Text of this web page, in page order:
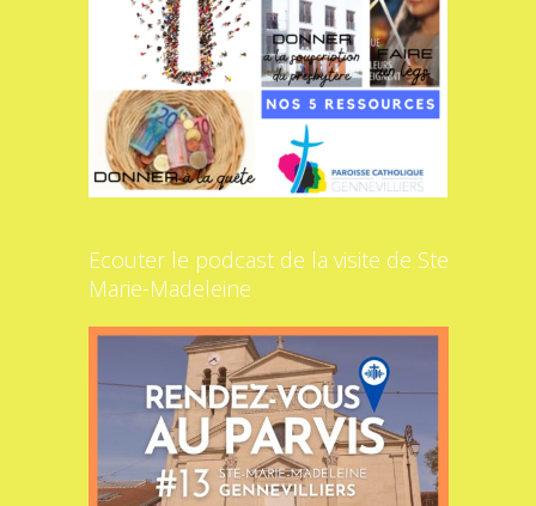
Ecouter le podcast de la visite de Ste
Marie-Madeleine